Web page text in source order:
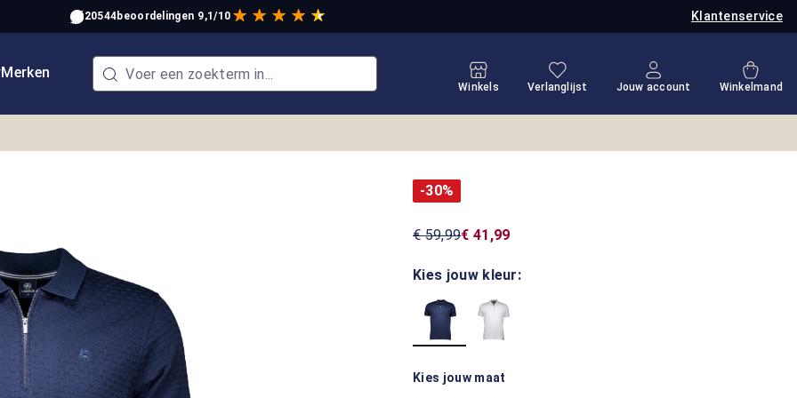
Klantenservice
20544beoordelingen 9,1/10
Merken
Winkels
Je hebt 0 items op je verlanglijstje
Verlanglijst Jouw account Winkelmand
-30%
€ 59,99€ 41,99
Kies jouw kleur:
Kies jouw maat